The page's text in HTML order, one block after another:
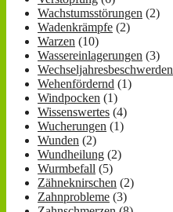
Wachstumsstörungen (2)
Wadenkrämpfe (2)
Warzen (10)
Wassereinlagerungen (3)
Wechseljahresbeschwerden
Wehenfördernd (1)
Windpocken (1)
Wissenswertes (4)
Wucherungen (1)
Wunden (2)
Wundheilung (2)
Wurmbefall (5)
Zähneknirschen (2)
Zahnprobleme (3)